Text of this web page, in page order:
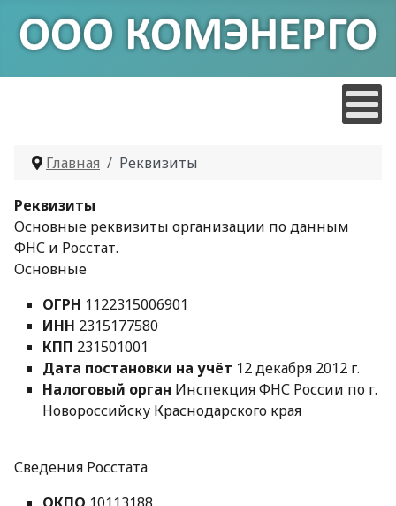
Главная Реквизиты
Реквизиты
Основные реквизиты организации по данным
ФНС и Росстат.
Основные
ОГРН 1122315006901
ИНН 2315177580
КПП 231501001
Дата постановки на учёт 12 декабря 2012 г.
Налоговый орган Инспекция ФНС России по г.
Новороссийску Краснодарского края
Сведения Росстата